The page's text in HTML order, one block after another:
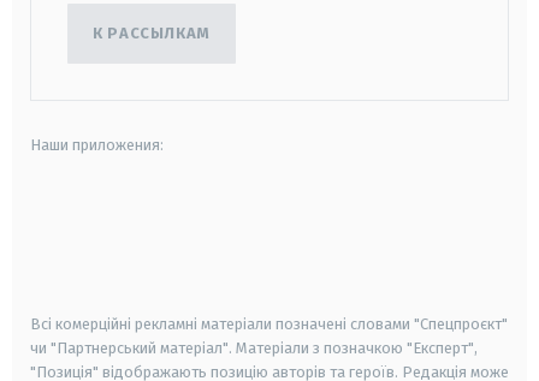
К РАССЫЛКАМ
Наши приложения:
Всі комерційні рекламні матеріали позначені словами "Спецпроєкт"
чи "Партнерський матеріал". Матеріали з позначкою "Експерт",
"Позиція" відображають позицію авторів та героїв. Редакція може